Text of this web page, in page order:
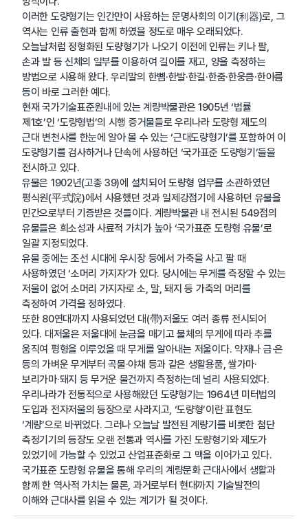
이러한 도량형기는 인간만이 사용하는 문명사회의 이기(利器)로, 그
역사는 인류 출현과 함께 하였을 정도로 매우 오래되었다.
오늘날처럼 정형화된 도량형기가 나오기 이전에 인류는 키나 팔,
손과 발 등 신체의 일부를 이용하여 길이를 재고, 양을 측정하는
방법으로 사용해 왔다. 우리말의 한뼘·한발·한길·한줌·한웅큼·한아름
등이 바로 그러한 예다.
현재 국가기술표준원내에 있는 계량박물관은 1905년 ‘법률
제1호’인 ‘도량형법’의 시행 증거물들로 우리나라 도량형 제도의
근대 변천사를 한눈에 알아 볼 수 있는 ‘근대도량형기’를 포함하여 이
도량형기를 검사하거나 단속에 사용하던 ‘국가표준 도량형기’들을
전시하고 있다.
유물은 1902년(고종 39)에 설치되어 도량형 업무를 소관하였던
평식원(平式院)에서 사용했던 것과 일제강점기에 사용하던 유물을
민간으로부터 기증받은 것들이다. 계량박물관 내 전시된 549점의
유물들은 희소성과 사료적 가치가 높아 ‘국가표준 도량형 유물’로
일괄 지정되었다.
유물 중에는 조선 시대에 우시장 등에서 가축을 사고 팔 때
사용하였던 ‘소머리 가지자’가 있다. 당시에는 무게를 측정할 수 있는
저울이 없어 소머리 가지자로 소, 말, 돼지 등 가축의 머리를
측정하여 가격을 정하였다.
또한 80연대까지 사용되었던 대(帶)저울도 여러 종류 전시되어
있다. 대저울은 저울대에 눈금을 매기고 물체의 무게에 따라 추를
움직여 평형을 이루었을 때 무게를 알아내는 저울이다. 약재나 금·은
등의 가벼운 무게부터 곡물·야채 등과 같은 생활용품, 쌀가마·
보리가마·돼지 등 무거운 물건까지 측정하는데 널리 사용되었다.
우리나라가 전통적으로 사용해왔던 도량형기는 1964년 미터법의
도입과 전자저울의 등장으로 사라지고, ‘도량형’이란 표현도
‘계량’으로 바뀌었다. 그러나 오늘날 발전된 계량기를 비롯한 첨단
측정기기의 등장도 오랜 전통과 역사를 가진 도량형기와 제도가
있었기에 가능할 수 있었고 산업표준화로 그 맥을 이어가고 있다.
국가표준 도량형 유물을 통해 우리의 계량문화 근대사에서 생활과
함께 한 역사적 가치는 물론, 과거로부터 현대까지 기술발전의
이해와 근대사를 읽을 수 있는 계기가 될 것이다.